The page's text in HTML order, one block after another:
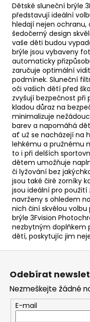
Dětské sluneční brýle
představují ideální
hledají nejen ochranu,
šedočerný design
vaše děti budou
brýle jsou vybaveny
automaticky
zaručuje optimální
podmínek. Sluneční
oči vašich dětí před
zvyšují bezpečnost při
kladou důraz na
minimalizuje
barev a napomáhá
ať už se nacházejí na
lehkému a pružnému
to i při delších
dětem umožňuje
či lyžování bez
jsou také čiré zorníky
jsou ideální pro použití
navrženy s ohledem
nich činí skvělou
brýle 3Fvision
nezbytným doplňkem
dětí, poskytujíc jim
Z
Odebírat
Nezmeškejte žádné
E-mail